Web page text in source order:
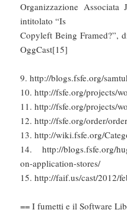
Organizzazione
intitolato “Is
Copyleft Being Framed?”,
OggCast[15]
9. http://blogs.fsfe.org/
10. http://fsfe.org/projects/
11. http://fsfe.org/projects/
12. http://fsfe.org/order/
13. http://wiki.fsfe.org/
14. http://blogs.fsfe.org/
on-application-stores/
15. http://faif.us/cast/2012/
== I fumetti e il Software